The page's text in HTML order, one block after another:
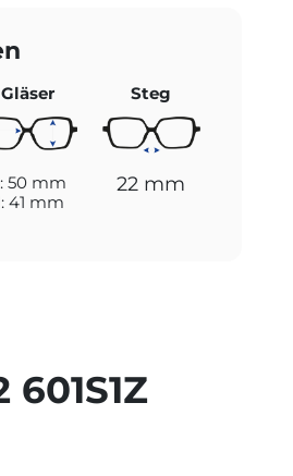
Gläser
50 mm
41 mm
Steg
22 mm